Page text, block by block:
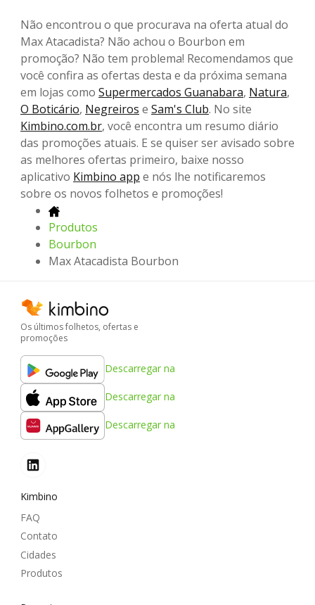
Não encontrou o que procurava na oferta atual do
Max Atacadista? Não achou o Bourbon em
promoção? Não tem problema! Recomendamos que
você confira as ofertas desta e da próxima semana
em lojas como Supermercados Guanabara, Natura,
O Boticário, Negreiros e Sam's Club. No site
Kimbino.com.br, você encontra um resumo diário
das promoções atuais. E se quiser ser avisado sobre
as melhores ofertas primeiro, baixe nosso
aplicativo Kimbino app e nós lhe notificaremos
sobre os novos folhetos e promoções!
Produtos
Bourbon
Max Atacadista Bourbon
Os últimos folhetos, ofertas e
promoções
Descarregar na
Descarregar na
Descarregar na
Kimbino
FAQ
Contato
Cidades
Produtos